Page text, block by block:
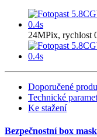
24MPix, rychlost
Doporučené
Technické
Ke stažení
Bezpečnostní box